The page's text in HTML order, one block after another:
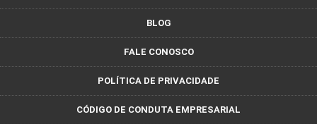
BLOG
FALE CONOSCO
POLÍTICA DE PRIVACIDADE
CÓDIGO DE CONDUTA EMPRESARIAL